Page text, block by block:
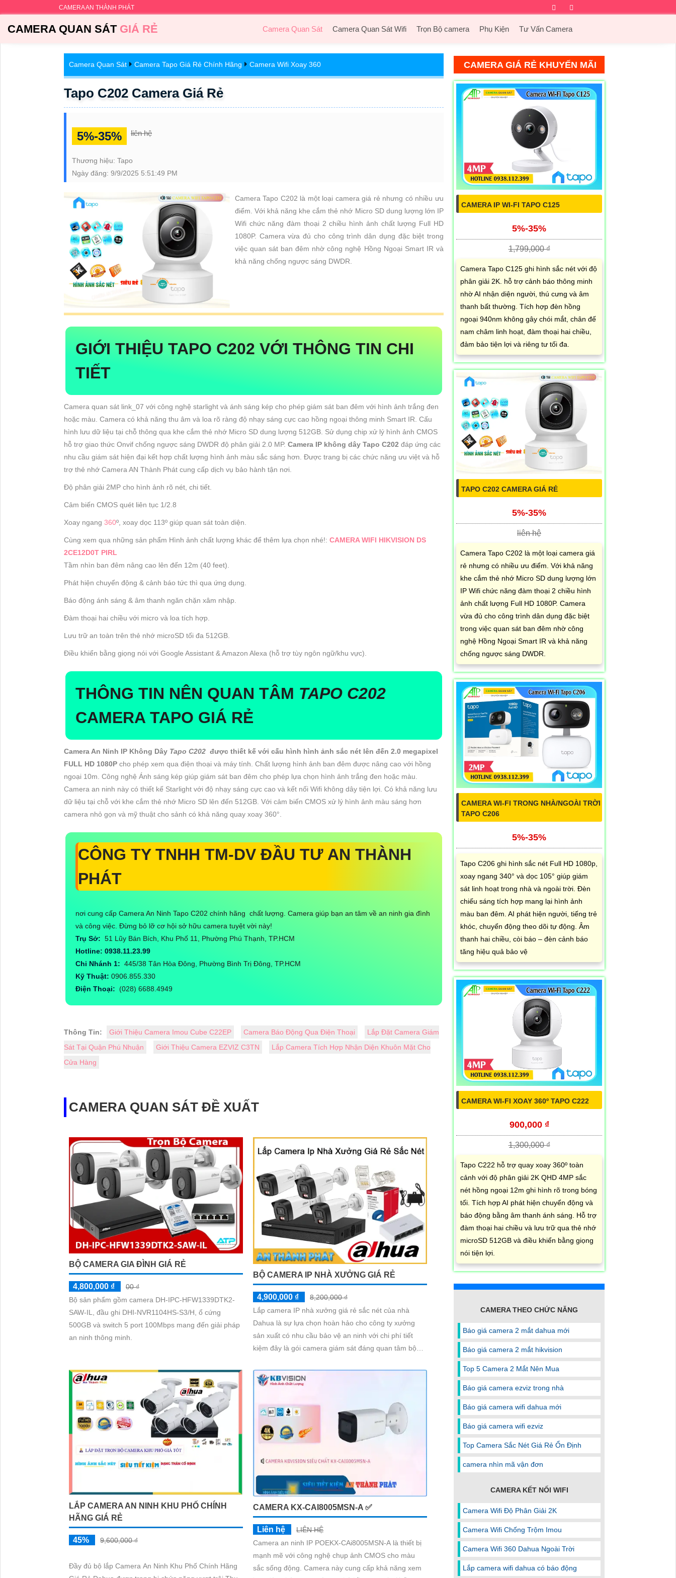
CAMERA AN THÀNH PHÁT Facebook
CAMERA QUAN SÁTGIÁ RẺ Camera Quan Sát Camera Quan Sát Wifi Trọn Bộ camera Phụ Kiện Tư Vấn Camera
Camera Quan Sát Camera Tapo Giá Rẻ Chính Hãng Camera Wifi Xoay 360
Tapo C202 Camera Giá Rẻ
5%-35% liên hệ
Thương hiệu: Tapo
Ngày đăng: 9/9/2025 5:51:49 PM
Camera Tapo C202 là một loại camera giá rẻ nhưng có nhiều ưu
điểm. Với khả năng khe cắm thẻ nhớ Micro SD dung lượng lớn IP
Wifi chức năng đàm thoại 2 chiều hình ảnh chất lượng Full HD
1080P. Camera vừa đủ cho công trình dân dụng đặc biệt trong
việc quan sát ban đêm nhờ công nghệ Hồng Ngoại Smart IR và
khả năng chống ngược sáng DWDR.
GIỚI THIỆU TAPO C202 VỚI THÔNG TIN CHI
TIẾT
Camera quan sát link_07 với công nghệ starlight và ánh sáng kép cho phép giám sát ban đêm với hình ảnh trắng đen
hoặc màu. Camera có khả năng thu âm và loa rõ ràng độ nhạy sáng cực cao hồng ngoại thông minh Smart IR. Cấu
hình lưu dữ liệu tại chỗ thông qua khe cắm thẻ nhớ Micro SD dung lượng 512GB. Sử dụng chip xử lý hình ảnh CMOS
hỗ trợ giao thức Onvif chống ngược sáng DWDR độ phân giải 2.0 MP. Camera IP không dây Tapo C202 đáp ứng các
nhu cầu giám sát hiện đại kết hợp chất lượng hình ảnh màu sắc sáng hơn. Được trang bị các chức năng ưu việt và hỗ
trợ thẻ nhớ Camera AN Thành Phát cung cấp dịch vụ bảo hành tận nơi.
Độ phân giải 2MP cho hình ảnh rõ nét, chi tiết.
Cảm biến CMOS quét liên tục 1/2.8
Xoay ngang 360º, xoay dọc 113º giúp quan sát toàn diện.
Cùng xem qua những sản phẩm Hình ảnh chất lượng khác để thêm lựa chọn nhé!: CAMERA WIFI HIKVISION DS
2CE12D0T PIRL
Tầm nhìn ban đêm nâng cao lên đến 12m (40 feet).
Phát hiện chuyển động & cảnh báo tức thì qua ứng dụng.
Báo động ánh sáng & âm thanh ngăn chặn xâm nhập.
Đàm thoại hai chiều với micro và loa tích hợp.
Lưu trữ an toàn trên thẻ nhớ microSD tối đa 512GB.
Điều khiển bằng giọng nói với Google Assistant & Amazon Alexa (hỗ trợ tùy ngôn ngữ/khu vực).
THÔNG TIN NÊN QUAN TÂM TAPO C202
CAMERA TAPO GIÁ RẺ
Camera An Ninh IP Không Dây Tapo C202 được thiết kế với cấu hình hình ảnh sắc nét lên đến 2.0 megapixel
FULL HD 1080P cho phép xem qua điện thoại và máy tính. Chất lượng hình ảnh ban đêm được nâng cao với hồng
ngoại 10m. Công nghệ Ánh sáng kép giúp giám sát ban đêm cho phép lựa chọn hình ảnh trắng đen hoặc màu.
Camera an ninh này có thiết kế Starlight với độ nhạy sáng cực cao và kết nối Wifi không dây tiện lợi. Có khả năng lưu
dữ liệu tại chỗ với khe cắm thẻ nhớ Micro SD lên đến 512GB. Với cảm biến CMOS xử lý hình ảnh màu sáng hơn
camera nhỏ gọn và mỹ thuật cho sảnh có khả năng quay xoay 360°.
CÔNG TY TNHH TM-DV ĐẦU TƯ AN THÀNH
PHÁT
nơi cung cấp Camera An Ninh Tapo C202 chính hãng chất lượng. Camera giúp bạn an tâm về an ninh gia đình
và công việc. Đừng bỏ lỡ cơ hội sở hữu camera tuyệt vời này!
Trụ Sở: 51 Lũy Bán Bích, Khu Phố 11, Phường Phú Thạnh, TP.HCM
Hotline: 0938.11.23.99
Chi Nhánh 1: 445/38 Tân Hòa Đông, Phường Bình Trị Đông, TP.HCM
Kỹ Thuật: 0906.855.330
Điện Thoại: (028) 6688.4949
Thông Tin: Giới Thiệu Camera Imou Cube C22EP Camera Báo Động Qua Điện Thoại
Lắp Đặt Camera Giám
Sát Tại Quận Phú Nhuận
Giới Thiệu Camera EZVIZ C3TN
Lắp Camera Tích Hợp Nhận Diện Khuôn Mặt Cho
Cửa Hàng
CAMERA QUAN SÁT ĐỀ XUẤT
BỘ CAMERA GIA ĐÌNH GIÁ RẺ
4,800,000 ₫
00 ₫
Bộ sản phẩm gồm camera DH-IPC-HFW1339DTK2-
SAW-IL, đầu ghi DHI-NVR1104HS-S3/H, ổ cứng
500GB và switch 5 port 100Mbps mang đến giải pháp
an ninh thông minh.
BỘ CAMERA IP NHÀ XƯỞNG GIÁ RẺ
4,900,000 ₫
8,200,000 ₫
Lắp camera IP nhà xưởng giá rẻ sắc nét của nhà
Dahua là sự lựa chọn hoàn hảo cho công ty xưởng
sản xuất có nhu cầu bảo vệ an ninh với chi phí tiết
kiệm đây là gói camera giám sát đáng quan tâm bộ
cung cấp hình ảnh rõ nét chất lượng cao cho người
dùng với bộ camera camera IP Dahua bảo vệ an ninh
LẮP CAMERA AN NINH KHU PHỐ CHÍNH
HÃNG GIÁ RẺ
45% 9,600,000 ₫
Đầy đủ bộ lắp Camera An Ninh Khu Phố Chính Hãng
CAMERA KX-CAI8005MSN-A ✅
Liên hệ
LIÊN HỆ
Camera an ninh IP POEKX-CAi8005MSN-A là thiết bị
mạnh mẽ với công nghệ chụp ảnh CMOS cho màu
sắc sống động. Camera này cung cấp khả năng xem
CAMERA GIÁ RẺ KHUYẾN MÃI
CAMERA IP WI-FI TAPO C125
5%-35%
1,799,000 ₫
Camera Tapo C125 ghi hình sắc nét với độ
phân giải 2K. hỗ trợ cảnh báo thông minh
nhờ AI nhận diện người, thú cưng và âm
thanh bất thường. Tích hợp đèn hồng
ngoại 940nm không gây chói mắt, chân đế
nam châm linh hoạt, đàm thoại hai chiều,
đảm bảo tiện lợi và riêng tư tối đa.
TAPO C202 CAMERA GIÁ RẺ
5%-35%
liên hệ
Camera Tapo C202 là một loại camera giá
rẻ nhưng có nhiều ưu điểm. Với khả năng
khe cắm thẻ nhớ Micro SD dung lượng lớn
IP Wifi chức năng đàm thoại 2 chiều hình
ảnh chất lượng Full HD 1080P. Camera
vừa đủ cho công trình dân dụng đặc biệt
trong việc quan sát ban đêm nhờ công
nghệ Hồng Ngoại Smart IR và khả năng
chống ngược sáng DWDR.
CAMERA WI-FI TRONG NHÀ/NGOÀI TRỜI
TAPO C206
5%-35%
Tapo C206 ghi hình sắc nét Full HD 1080p,
xoay ngang 340° và dọc 105° giúp giám
sát linh hoạt trong nhà và ngoài trời. Đèn
chiếu sáng tích hợp mang lại hình ảnh
màu ban đêm. AI phát hiện người, tiếng trẻ
khóc, chuyển động theo dõi tự động. Âm
thanh hai chiều, còi báo – đèn cảnh báo
tăng hiệu quả bảo vệ
CAMERA WI-FI XOAY 360º TAPO C222
900,000 ₫
1,300,000 ₫
Tapo C222 hỗ trợ quay xoay 360º toàn
cảnh với độ phân giải 2K QHD 4MP sắc
nét hồng ngoại 12m ghi hình rõ trong bóng
tối. Tích hợp AI phát hiện chuyển động và
báo động bằng âm thanh ánh sáng. Hỗ trợ
đàm thoại hai chiều và lưu trữ qua thẻ nhớ
microSD 512GB và điều khiển bằng giọng
nói tiện lợi.
CAMERA THEO CHỨC NĂNG
Báo giá camera 2 mắt dahua mới
Báo giá camera 2 mắt hikvision
Top 5 Camera 2 Mắt Nên Mua
Báo giá camera ezviz trong nhà
Báo giá camera wifi dahua mới
Báo giá camera wifi ezviz
Top Camera Sắc Nét Giá Rẻ Ổn Định
camera nhìn mã vận đơn
CAMERA KẾT NỐI WIFI
Camera Wifi Độ Phân Giải 2K
Camera Wifi Chống Trộm Imou
Camera Wifi 360 Dahua Ngoài Trời
Lắp camera wifi dahua có báo động